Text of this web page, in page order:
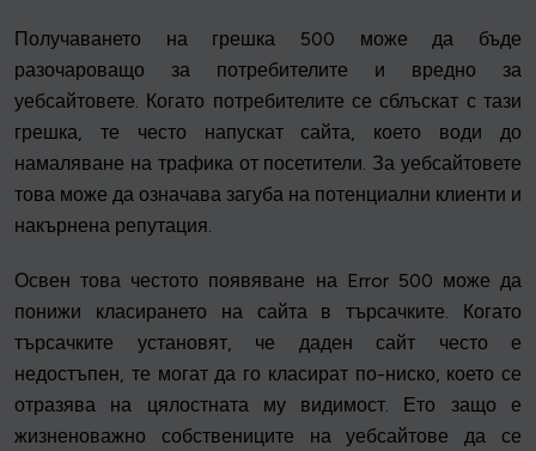
Получаването на грешка 500 може да бъде
разочароващо за потребителите и вредно за
уебсайтовете. Когато потребителите се сблъскат с тази
грешка, те често напускат сайта, което води до
намаляване на трафика от посетители. За уебсайтовете
това може да означава загуба на потенциални клиенти и
накърнена репутация.
Освен това честото появяване на Error 500 може да
понижи класирането на сайта в търсачките. Когато
търсачките установят, че даден сайт често е
недостъпен, те могат да го класират по-ниско, което се
отразява на цялостната му видимост. Ето защо е
жизненоважно собствениците на уебсайтове да се